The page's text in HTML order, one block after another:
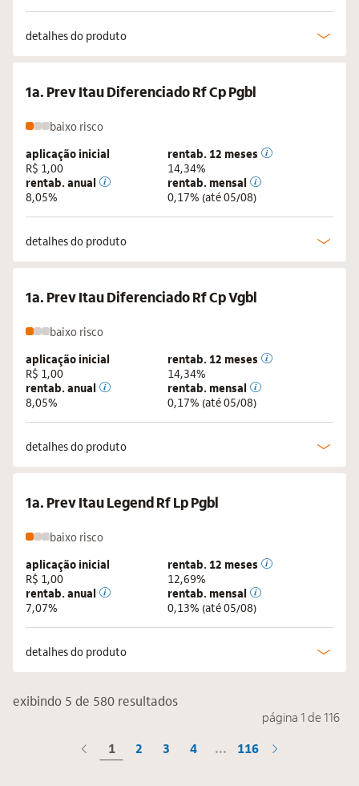
detalhes do produto
1a. Prev Itau Diferenciado Rf Cp Pgbl
baixo risco
aplicação inicial
R$ 1,00
rentab. 12 meses
14,34%
rentab. anual
8,05%
rentab. mensal
0,17% (até 05/08)
detalhes do produto
1a. Prev Itau Diferenciado Rf Cp Vgbl
baixo risco
aplicação inicial
R$ 1,00
rentab. 12 meses
14,34%
rentab. anual
8,05%
rentab. mensal
0,17% (até 05/08)
detalhes do produto
1a. Prev Itau Legend Rf Lp Pgbl
baixo risco
aplicação inicial
R$ 1,00
rentab. 12 meses
12,69%
rentab. anual
7,07%
rentab. mensal
0,13% (até 05/08)
detalhes do produto
exibindo 5 de 580 resultados
página 1 de 116
1 2 3 4 ... 116